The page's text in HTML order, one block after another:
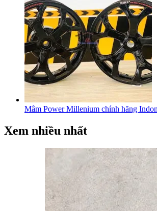
Mâm Power Millenium chính hãng
Xem nhiều nhất